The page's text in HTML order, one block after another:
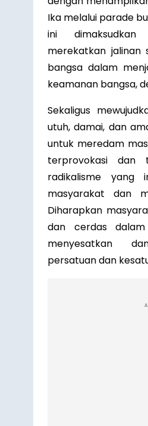
Ika melalui parade
ini
merekatkan jalinan
bangsa dalam
keamanan bangsa,
Sekaligus
utuh, damai, dan
untuk meredam
terprovokasi dan
radikalisme yang
masyarakat dan
Diharapkan
dan cerdas
menyesatkan
persatuan dan